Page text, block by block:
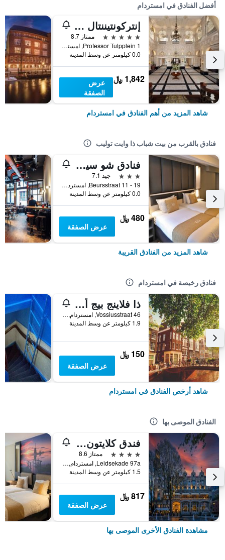
أفضل الفنادق في امستردام
إنتركونتيننتال أمستل أمستردام
5 نجوم
ممتاز 8.7
Professor Tulpplein 1, امستردام, مقاطعة شمال هولندا, هولندا
0.0 كيلومتر عن وسط المدينة
1,842 ﷼
عرض
الصفقة
شاهد المزيد من أهم الفنادق في امستردام
فنادق بالقرب من بيت شباب ذا وايت توليب
فنادق شو سيتي سنتر
3 نجوم
جيد 7.1
Beursstraat 11 - 19, امستردام, مقاطعة شمال هولندا, هولندا
0.0 كيلومتر عن وسط المدينة
480 ﷼
عرض الصفقة
شاهد المزيد من الفنادق القريبة
فنادق رخيصة في امستردام
ذا فلاينج بيج أبتاون هوستل
Vossiusstraat 46, امستردام, مقاطعة شمال هولندا, هولندا
1.9 كيلومتر عن وسط المدينة
150 ﷼
عرض الصفقة
شاهد أرخص الفنادق في امستردام
الفنادق الموصى بها
فندق كلايتون أمستردام أمريكان
4 نجوم
ممتاز 8.6
Leidsekade 97a, امستردام, مقاطعة شمال هولندا, هولندا
1.5 كيلومتر عن وسط المدينة
817 ﷼
عرض الصفقة
مشاهدة الفنادق الأخرى الموصى بها